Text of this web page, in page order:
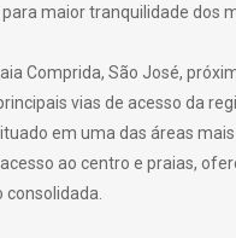
maior tranquilidade dos
Comprida, São José,
vias de acesso da
em uma das áreas
ao centro e praias,